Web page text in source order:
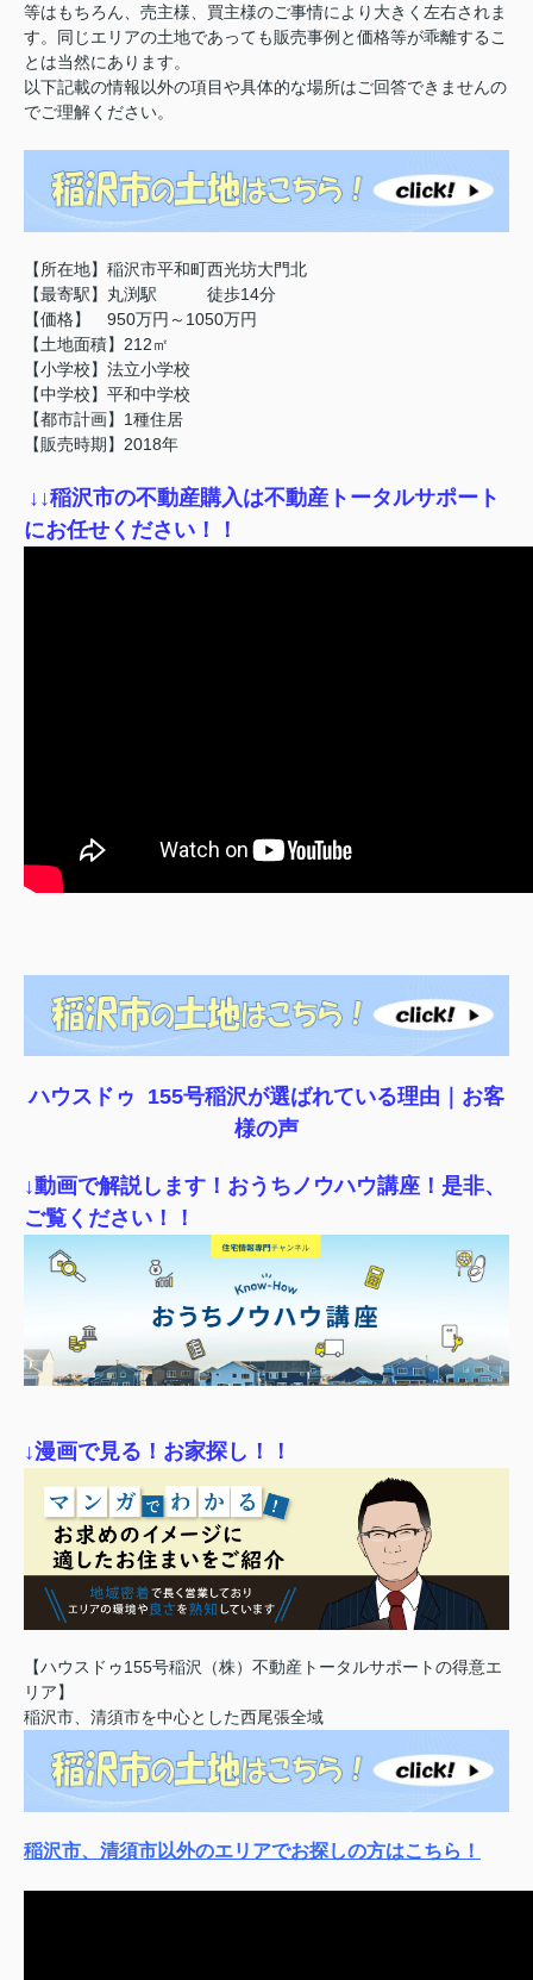
等はもちろん、売主様、買主様のご事情により大きく左右されま
す。同じエリアの土地であっても販売事例と価格等が乖離するこ
とは当然にあります。
以下記載の情報以外の項目や具体的な場所はご回答できませんの
でご理解ください。
【所在地】稲沢市平和町西光坊大門北
【最寄駅】丸渕駅 徒歩14分
【価格】 950万円～1050万円
【土地面積】212㎡
【小学校】法立小学校
【中学校】平和中学校
【都市計画】1種住居
【販売時期】2018年
↓ ↓稲沢市の不動産購入は不動産トータルサポート
にお任せください！！
ハウスドゥ 155号稲沢が選ばれている理由｜ お客
様の声
↓動画で解説します！おうちノウハウ講座！是非、
ご覧ください！！
↓漫画で見る！お家探し！！
【ハウスドゥ155号稲沢（株）不動産トータルサポートの得意エ
リア】
稲沢市、清須市を中心とした西尾張全域
稲沢市、清須市以外のエリアでお探しの方はこちら！